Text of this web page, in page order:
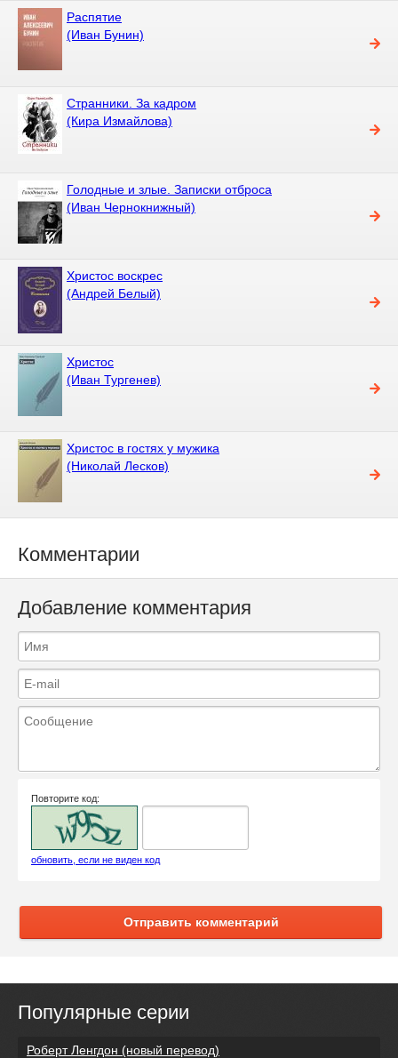
Распятие
(Иван Бунин)
Странники. За кадром
(Кира Измайлова)
Голодные и злые. Записки отброса
(Иван Чернокнижный)
Христос воскрес
(Андрей Белый)
Христос
(Иван Тургенев)
Христос в гостях у мужика
(Николай Лесков)
Комментарии
Добавление комментария
Повторите код:
обновить, если не виден код
Отправить комментарий
Популярные серии
Роберт Ленгдон (новый перевод)